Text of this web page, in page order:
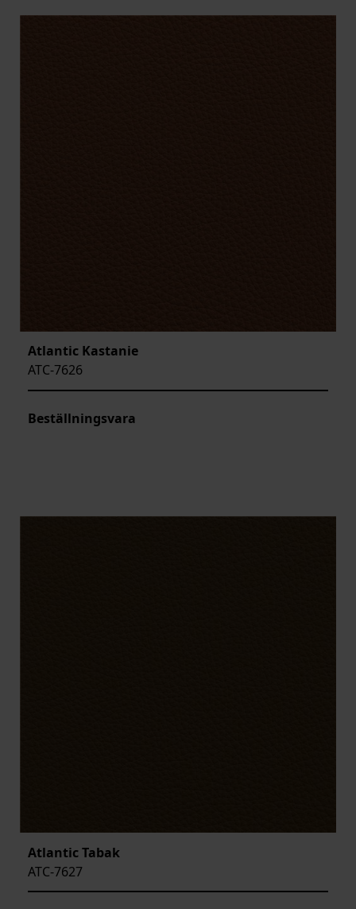
Atlantic Kastanie
ATC-7626
Beställningsvara
Atlantic Tabak
ATC-7627